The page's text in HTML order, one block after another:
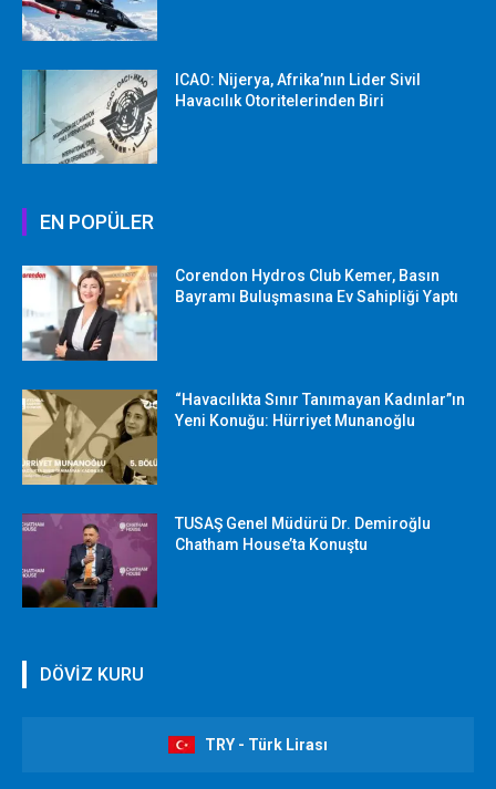
ICAO: Nijerya, Afrika’nın Lider Sivil
Havacılık Otoritelerinden Biri
EN POPÜLER
Corendon Hydros Club Kemer, Basın
Bayramı Buluşmasına Ev Sahipliği Yaptı
“Havacılıkta Sınır Tanımayan Kadınlar”ın
Yeni Konuğu: Hürriyet Munanoğlu
TUSAŞ Genel Müdürü Dr. Demiroğlu
Chatham House’ta Konuştu
DÖVİZ KURU
TRY - Türk Lirası